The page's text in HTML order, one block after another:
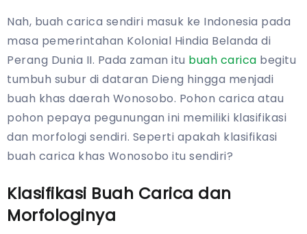
Nah, buah carica sendiri masuk ke Indonesia pada
masa pemerintahan Kolonial Hindia Belanda di
Perang Dunia II. Pada zaman itu buah carica begitu
tumbuh subur di dataran Dieng hingga menjadi
buah khas daerah Wonosobo. Pohon carica atau
pohon pepaya pegunungan ini memiliki klasifikasi
dan morfologi sendiri. Seperti apakah klasifikasi
buah carica khas Wonosobo itu sendiri?
Klasifikasi Buah Carica dan
Morfologinya